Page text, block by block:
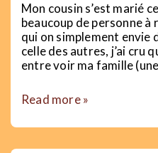
Mon cousin s’est marié
beaucoup de personne à
qui on simplement envie
celle des autres, j’ai cru
entre voir ma famille
J’ai
à
Read more »